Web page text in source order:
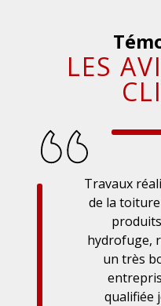
LES
Travaux
de la
hydrofuge,
un très
qualifiée